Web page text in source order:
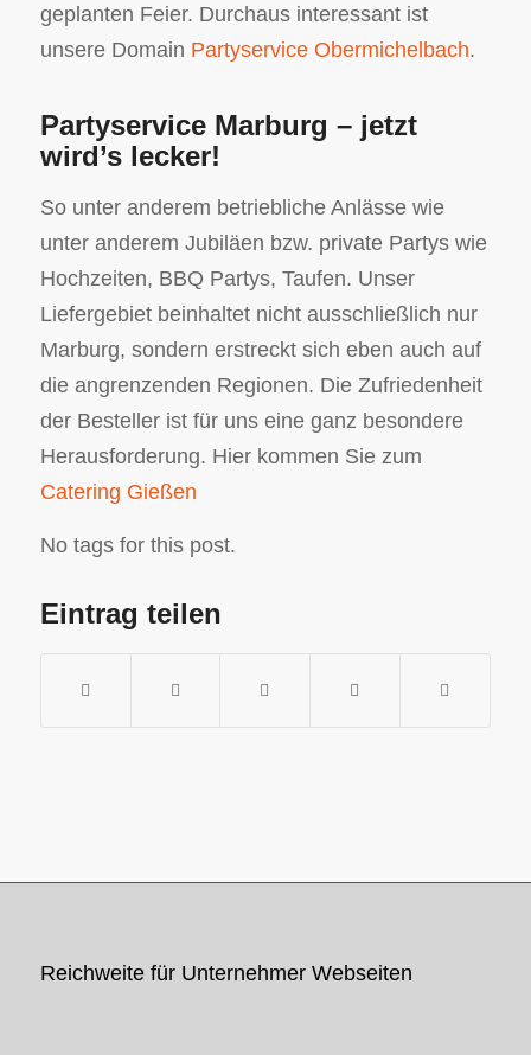
geplanten Feier. Durchaus interessant ist
unsere Domain Partyservice Obermichelbach.
Partyservice Marburg – jetzt
wird’s lecker!
So unter anderem betriebliche Anlässe wie
unter anderem Jubiläen bzw. private Partys wie
Hochzeiten, BBQ Partys, Taufen. Unser
Liefergebiet beinhaltet nicht ausschließlich nur
Marburg, sondern erstreckt sich eben auch auf
die angrenzenden Regionen. Die Zufriedenheit
der Besteller ist für uns eine ganz besondere
Herausforderung. Hier kommen Sie zum
Catering Gießen
No tags for this post.
Eintrag teilen
Reichweite für Unternehmer Webseiten